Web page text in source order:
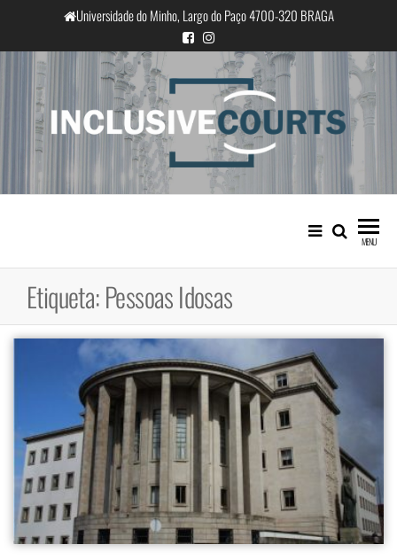
o
conteúdo
Universidade do Minho, Largo do Paço 4700-320 BRAGA
InclusiveCourts
Igualdade e diferença cultural na
prática judicial portuguesa
MENU
Etiqueta:Pessoas Idosas